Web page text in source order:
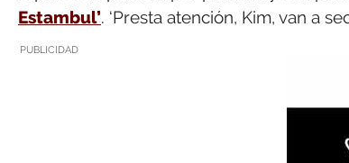
Estambul’. ‘Presta atención, Kim, van a
PUBLICIDAD